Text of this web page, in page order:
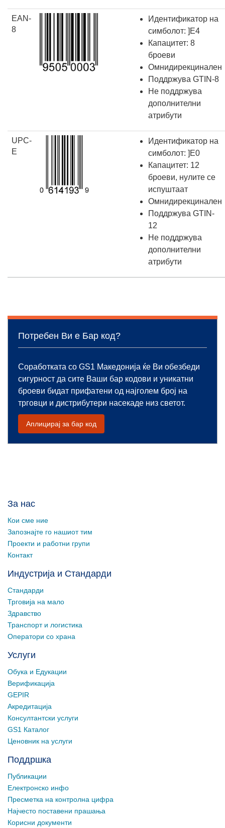
EAN-
8
Идентификатор на
симболот: ]E4
Капацитет: 8
броеви
Омнидирекцинален
Поддржува GTIN-8
Не поддржува
дополнителни
атрибути
UPC-
E
Идентификатор на
симболот: ]E0
Капацитет: 12
броеви, нулите се
испуштаат
Омнидирекцинален
Поддржува GTIN-
12
Не поддржува
дополнителни
атрибути
Потребен Ви е Бар код?
Соработката со GS1 Македонија ќе Ви обезбеди
сигурност да сите Ваши бар кодови и уникатни
броеви бидат прифатени од најголем број на
трговци и дистрибутери насекаде низ светот.
Аплицирај за бар код
За нас
Кои сме ние
Запознајте го нашиот тим
Проекти и работни групи
Контакт
Индустрија и Стандарди
Стандарди
Трговија на мало
Здравство
Транспорт и логистика
Оператори со храна
Услуги
Обука и Едукации
Верификација
GEPIR
Акредитација
Консултантски услуги
GS1 Каталог
Ценовник на услуги
Поддршка
Публикации
Електронско инфо
Пресметка на контролна цифра
Најчесто поставени прашања
Корисни документи